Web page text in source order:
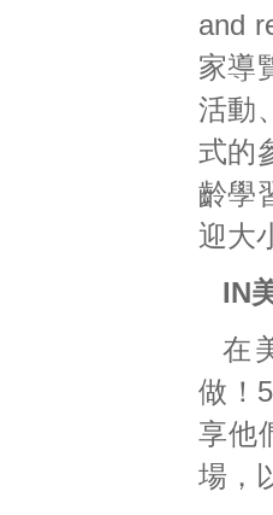
and
家導
活動
式的
齡學
迎大
IN
在
做！
享他
場，